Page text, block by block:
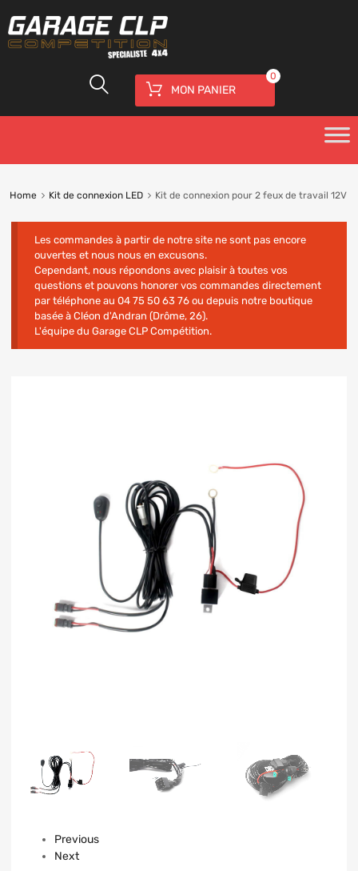
MON PANIER
0
Home Kit de connexion LED Kit de connexion pour 2 feux de travail 12V
Les commandes à partir de notre site ne sont pas encore
ouvertes et nous nous en excusons.
Cependant, nous répondons avec plaisir à toutes vos
questions et pouvons honorer vos commandes directement
par téléphone au 04 75 50 63 76 ou depuis notre boutique
basée à Cléon d'Andran (Drôme, 26).
L'équipe du Garage CLP Compétition.
Previous
Next